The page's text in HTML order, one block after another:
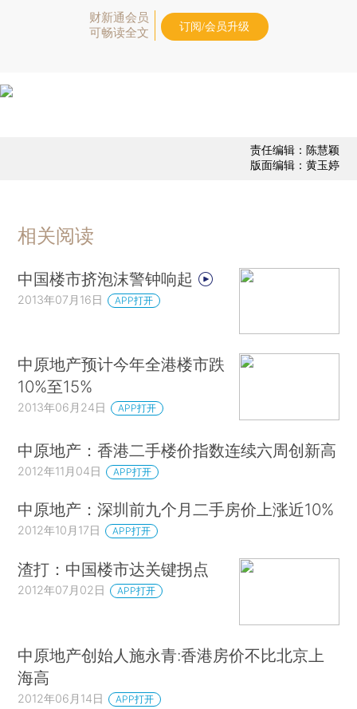
财新通会员
可畅读全文
订阅/会员升级
责任编辑：陈慧颖
版面编辑：黄玉婷
相关阅读
中国楼市挤泡沫警钟响起
2013年07月16日 APP打开
中原地产预计今年全港楼市跌
10%至15%
2013年06月24日 APP打开
中原地产：香港二手楼价指数连续六周创新高
2012年11月04日 APP打开
中原地产：深圳前九个月二手房价上涨近10%
2012年10月17日 APP打开
渣打：中国楼市达关键拐点
2012年07月02日 APP打开
中原地产创始人施永青:香港房价不比北京上
海高
2012年06月14日 APP打开